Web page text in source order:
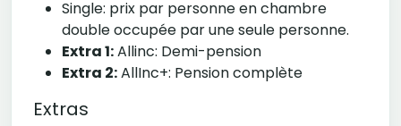
Single: prix par personne en chambre
double occupée par une seule personne.
Extra 1:Allinc: Demi-pension
Extra 2:AllInc+: Pension complète
Extras